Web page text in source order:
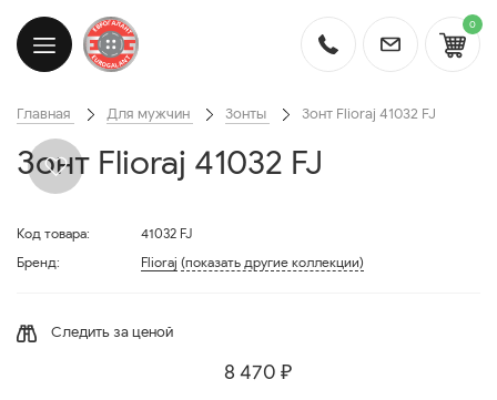
0
Главная Для мужчин Зонты Зонт Flioraj 41032 FJ
Зонт Flioraj 41032 FJ
Код товара:
41032 FJ
Бренд:
Flioraj (показать другие коллекции)
Следить за ценой
8 470 ₽